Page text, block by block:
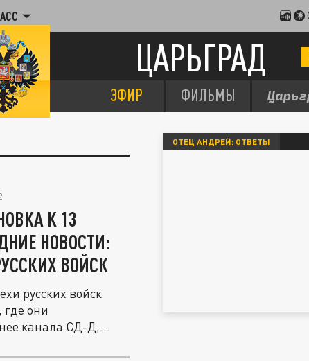
ЦАРЬГРАД
ЭФИР ФИЛЬМЫ
К 13
НОВОСТИ:
ВОЙСК
русских войск
где они
канала СД-Д,
ОТЕЦ АНДРЕЙ: ОТВЕТЫ